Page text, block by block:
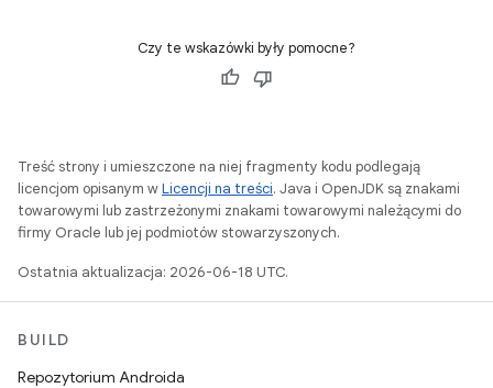
Czy te wskazówki były pomocne?
Treść strony i umieszczone na niej fragmenty kodu podlegają
licencjom opisanym wLicencji na treści. Java i OpenJDK są znakami
towarowymi lub zastrzeżonymi znakami towarowymi należącymi do
firmy Oracle lub jej podmiotów stowarzyszonych.
Ostatnia aktualizacja: 2026-06-18 UTC.
BUILD
Repozytorium Androida